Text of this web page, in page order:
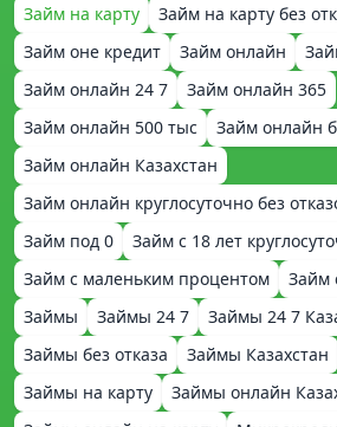
Займ на карту
Займ на карту без
Займ оне кредит
Займ онлайн
Займ онлайн 24 7
Займ онлайн 365
Займ онлайн 500 тыс
Займ онлайн
Займ онлайн Казахстан
Займ онлайн круглосуточно без
Займ под 0
Займ с 18 лет
Займ с маленьким процентом
Займ
Займы
Займы 24 7
Займы 24 7
Займы без отказа
Займы Казахстан
Займы на карту
Займы онлайн